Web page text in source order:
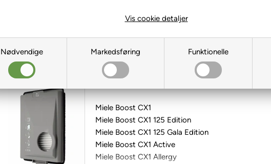
Nødvendige Markedsføring Funktionelle
Vis cookie detaljer
Miele Boost CX1 filter
Miele Boost CX1
Miele Boost CX1 125 Edition
Miele Boost CX1 125 Gala Edition
Miele Boost CX1 Active
Miele Boost CX1 Allergy